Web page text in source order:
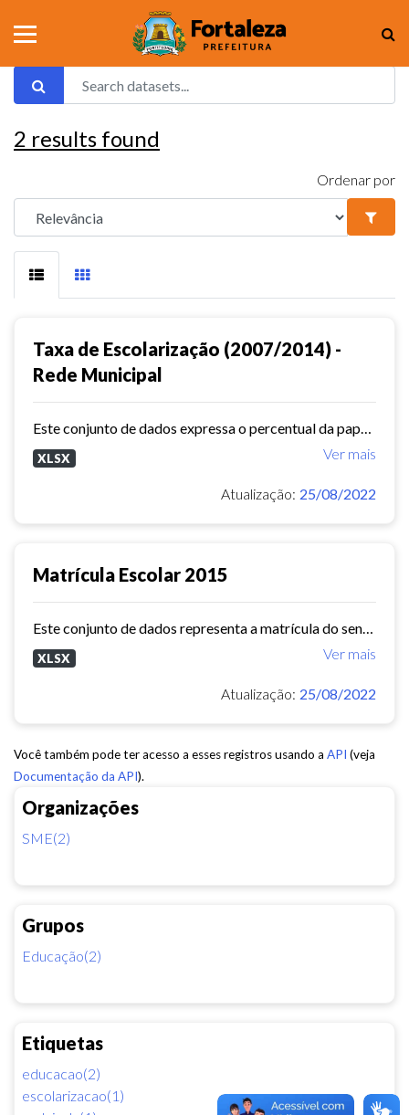
Organizações
SME(2)
Grupos
Educação(2)
Etiquetas
educacao(2)
escolarizacao(1)
2 results found
Ordenar por
Taxa de Escolarização (2007/2014) -
Rede Municipal
Ver mais
XLSX
Atualização: 25/08/2022
Matrícula Escolar 2015
Ver mais
XLSX
Atualização: 25/08/2022
Você também pode ter acesso a esses registros usando a API (veja
Documentação da API).